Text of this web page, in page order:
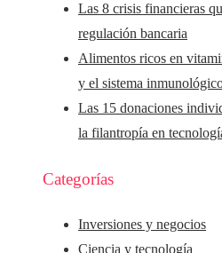
Las 8 crisis financieras
regulación bancaria
Alimentos ricos en
y el sistema
Las 15 donaciones
la filantropía en
Categorías
Inversiones y negocios
Ciencia y tecnología